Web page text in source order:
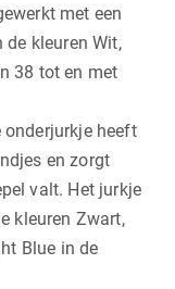
met een
kleuren Wit,
38 tot en met
heeft
en zorgt
valt. Het jurkje
kleuren Zwart,
Blue in de